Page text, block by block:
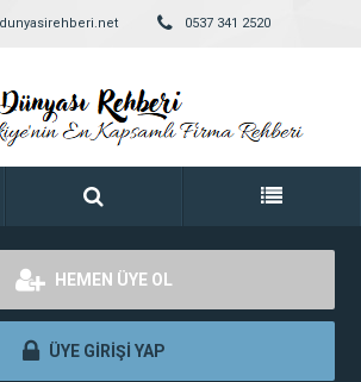
0537 341 2520
HEMEN ÜYE OL
ÜYE GİRİŞİ YAP